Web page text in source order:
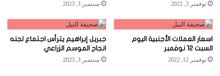
نوفمبر 3, 2022 سبتمبر 3, 2023
اسعار العملات الأجنبية اليوم
السبت 12 نوفمبر
نوفمبر 12, 2022
جبريل إبراهيم يترأس اجتماع لجنه
انجاح الموسم الزراعي
سبتمبر 3, 2023